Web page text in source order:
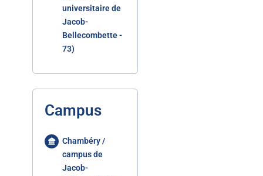
universitaire de
Jacob-
Bellecombette -
73)
Campus
Chambéry /
campus de
Jacob-